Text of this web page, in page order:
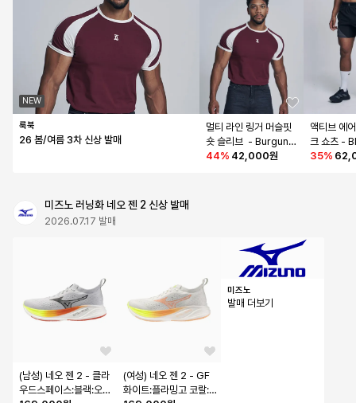
NEW
룩북
26 봄/여름 3차 신상 발매
멀티 라인 링거 머슬핏
숏 슬리브  - Burgund
y
44% 42,000원
액티브 에
크 쇼츠 -
35%
미즈노 러닝화 네오 젠 2 신상 발매
2026.07.17 발매
(남성) 네오 젠 2 - 클라
우드스페이스:블랙:오렌
(여성) 네오 젠 2 - GF
화이트:플라밍고 코랄:
미즈노
발매 더보기